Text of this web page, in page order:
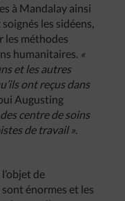
à Mandalay ainsi
les sidéens,
les méthodes
humanitaires. «
et les autres
ont reçus dans
Augusting
centre de soins
de travail ».
de
énormes et les